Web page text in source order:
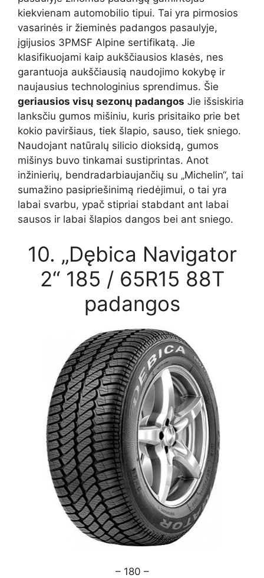
kiekvienam automobilio tipui. Tai yra pirmosios
vasarinės ir žieminės padangos pasaulyje,
įgijusios 3PMSF Alpine sertifikatą. Jie
klasifikuojami kaip aukščiausios klasės, nes
garantuoja aukščiausią naudojimo kokybę ir
naujausius technologinius sprendimus. Šie
geriausios visų sezonų padangos Jie išsiskiria
lanksčiu gumos mišiniu, kuris prisitaiko prie bet
kokio paviršiaus, tiek šlapio, sauso, tiek sniego.
Naudojant natūralų silicio dioksidą, gumos
mišinys buvo tinkamai sustiprintas. Anot
inžinierių, bendradarbiaujančių su „Michelin“, tai
sumažino pasipriešinimą riedėjimui, o tai yra
labai svarbu, ypač stipriai stabdant ant labai
sausos ir labai šlapios dangos bei ant sniego.
10. „Dębica Navigator
2“ 185 / 65R15 88T
padangos
– 180 –